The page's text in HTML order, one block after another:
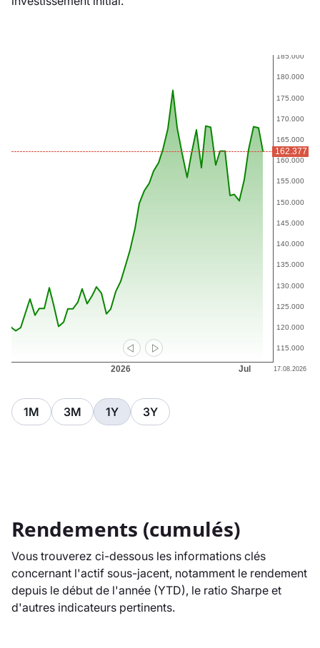
1M 3M 1Y 3Y
Rendements (cumulés)
Vous trouverez ci-dessous les informations clés
concernant l'actif sous-jacent, notamment le rendement
depuis le début de l'année (YTD), le ratio Sharpe et
d'autres indicateurs pertinents.